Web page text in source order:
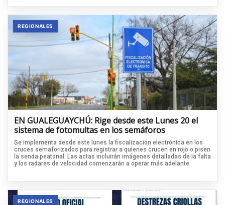
REGIONALES
EN GUALEGUAYCHÚ: Rige desde este Lunes 20 el
sistema de fotomultas en los semáforos
Se implementa desde este lunes la fiscalización electrónica en los
cruces semaforizados para registrar a quienes crucen en rojo o pisen
la senda peatonal. Las actas incluirán imágenes detalladas de la falta
y los radares de velocidad comenzarán a operar más adelante.
REGIONALES